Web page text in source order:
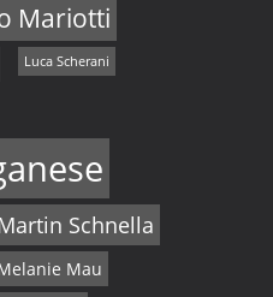
Mariotti
Luca Scherani
Schnella
Mau